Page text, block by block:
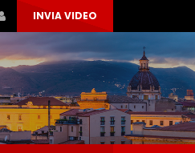
INVIA VIDEO